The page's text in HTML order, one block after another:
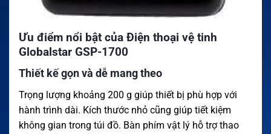
Ưu điểm nổi bật của Điện thoại vệ tinh
Globalstar GSP-1700
Thiết kế gọn và dễ mang theo
Trọng lượng khoảng 200 g giúp thiết bị phù hợp với
hành trình dài. Kích thước nhỏ cũng giúp tiết kiệm
không gian trong túi đồ. Bàn phím vật lý hỗ trợ thao